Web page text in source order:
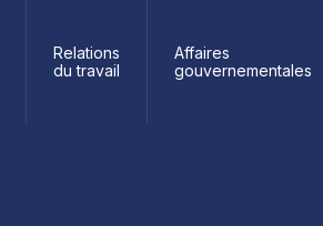
Relations
du travail
Affaires
gouvernementales